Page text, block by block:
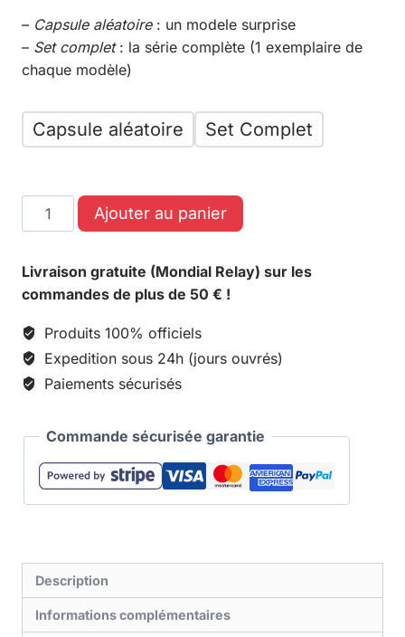
– Capsule aléatoire: un modele surprise
– Set complet: la série complète (1 exemplaire de
chaque modèle)
Capsule aléatoire Set Complet
Ajouter au panier
Livraison gratuite (Mondial Relay) sur les
commandes de plus de 50 € !
Produits 100% officiels
Expedition sous 24h (jours ouvrés)
Paiements sécurisés
Commande sécurisée garantie
Description
Informations complémentaires